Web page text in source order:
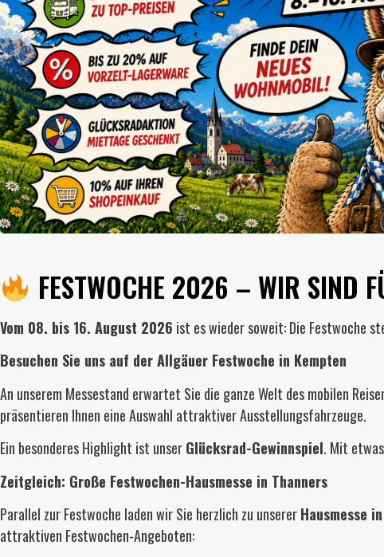
FESTWOCHE 2026 – WIR SIND
Vom 08. bis 16. August 2026 ist es wieder soweit: Die Festwoche
Besuchen Sie uns auf der Allgäuer Festwoche in Kempten
An unserem Messestand erwartet Sie die ganze Welt des mobilen
präsentieren Ihnen eine Auswahl attraktiver Ausstellungsfahrzeuge.
Ein besonderes Highlight ist unserGlücksrad-Gewinnspiel. Mit
Zeitgleich: Große Festwochen-Hausmesse in Thanners
Parallel zur Festwoche laden wir Sie herzlich zu unsererHausmesse
attraktiven Festwochen-Angeboten: